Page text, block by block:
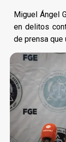
Miguel Ángel
en delitos
de prensa